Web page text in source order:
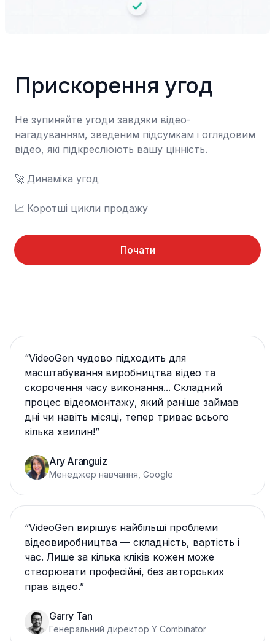
Прискорення угод
Не зупиняйте угоди завдяки відео-
нагадуванням, зведеним підсумкам і оглядовим
відео, які підкреслюють вашу цінність.
🚀	Динаміка угод
📈	Коротші цикли продажу
Почати
“VideoGen чудово підходить для
масштабування виробництва відео та
скорочення часу виконання... Складний
процес відеомонтажу, який раніше займав
дні чи навіть місяці, тепер триває всього
кілька хвилин!”
Ary Aranguiz
Менеджер навчання, Google
“VideoGen вирішує найбільші проблеми
відеовиробництва — складність, вартість і
час. Лише за кілька кліків кожен може
створювати професійні, без авторських
прав відео.”
Garry Tan
Генеральний директор Y Combinator